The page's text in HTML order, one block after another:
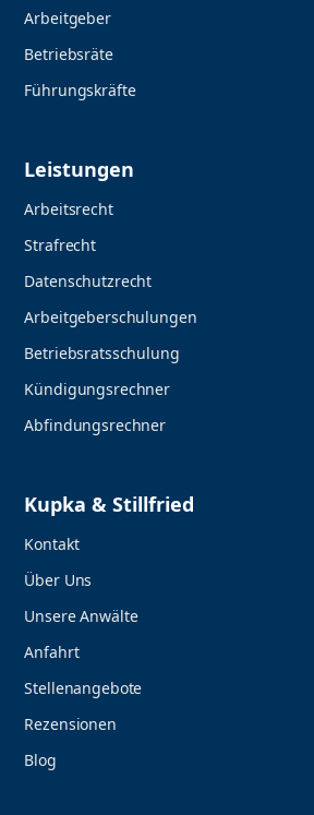
Arbeitgeber
Betriebsräte
Führungskräfte
Leistungen
Arbeitsrecht
Strafrecht
Datenschutzrecht
Arbeitgeberschulungen
Betriebsratsschulung
Kündigungsrechner
Abfindungsrechner
Kupka & Stillfried
Kontakt
Über Uns
Unsere Anwälte
Anfahrt
Stellenangebote
Rezensionen
Blog